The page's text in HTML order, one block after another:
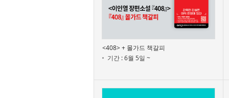
<408> + 몰가드 책갈피
기간 : 6월 5일 ~